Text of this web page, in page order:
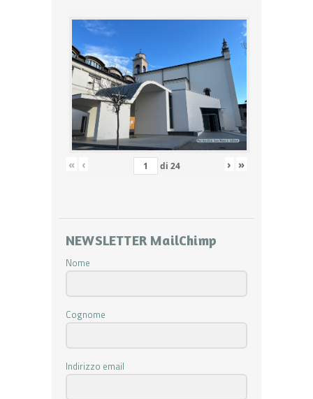
« ‹ di 24 › »
NEWSLETTER MailChimp
Nome
Cognome
Indirizzo email